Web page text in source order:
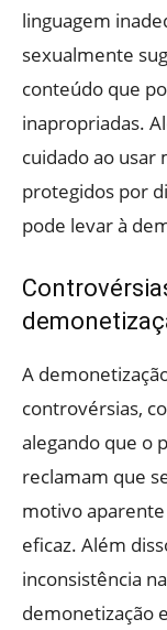
linguagem
sexualmente
conteúdo que
inapropriadas.
cuidado ao usar
protegidos por
pode levar à
A
controvérsias,
alegando que o
reclamam que
motivo
eficaz. Além
inconsistência
demonetização